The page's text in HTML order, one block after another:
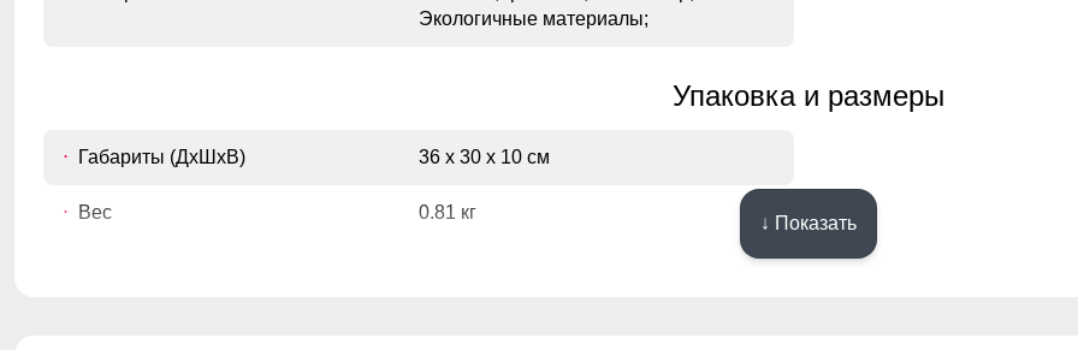
Экологичные материалы;
Упаковка и размеры
Габариты (ДхШхВ) 36 x 30 x 10 см
Вес 0.81 кг
↓ Показать